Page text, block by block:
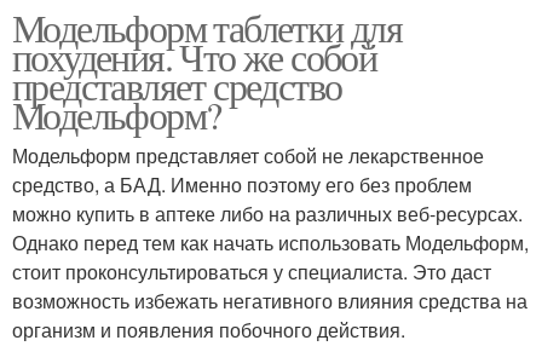
Модельформ таблетки для
похудения. Что же собой
представляет средство
Модельформ?
Модельформ представляет собой не лекарственное
средство, а БАД. Именно поэтому его без проблем
можно купить в аптеке либо на различных веб-ресурсах.
Однако перед тем как начать использовать Модельформ,
стоит проконсультироваться у специалиста. Это даст
возможность избежать негативного влияния средства на
организм и появления побочного действия.